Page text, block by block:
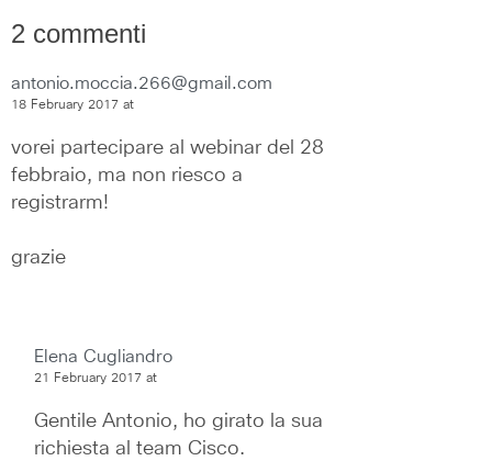
2 commenti
antonio.moccia.266@gmail.com
18 February 2017 at
vorei partecipare al webinar del 28
febbraio, ma non riesco a
registrarm!
grazie
Elena Cugliandro
21 February 2017 at
Gentile Antonio, ho girato la sua
richiesta al team Cisco.